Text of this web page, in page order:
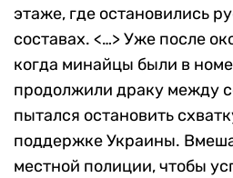
этаже, где остановились
составах. <…> Уже после
когда минайцы были в
продолжили драку между
пытался остановить
поддержке Украины.
местной полиции, чтобы